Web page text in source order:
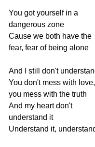
You got yourself in a
dangerous zone
Cause we both have the
fear, fear of being alone
And still don't
You don't mess with love,
you mess with the truth
And my heart don't
understand it
Understand it,